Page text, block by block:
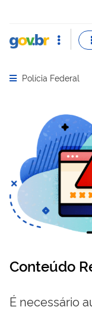
Abrir menu
Polícia Federal
Conteúdo
É necessário